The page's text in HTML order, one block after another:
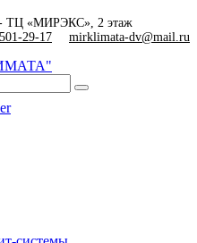
- ТЦ «МИРЭКС», 2 этаж
29-17 mirklimata-dv@mail.ru